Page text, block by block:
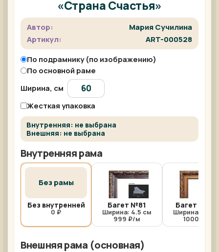
«Страна Счастья»
Автор:
Мария Сучилина
Артикул:
ART-000528
По подрамнику (по изображению)
По основной раме
Ширина, см
Жесткая упаковка
Внутренняя: не выбрана
Внешняя: не выбрана
Внутренняя рама
Без рамы
Без внутренней
0 ₽
Багет №81
Ширина: 4.5 см
999 ₽/м
Багет №81/
Ширина: 4.5
1000 ₽/м
Внешняя рама (основная)